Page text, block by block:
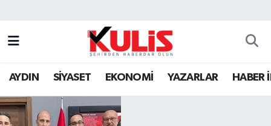
AYDIN SİYASET EKONOMİ YAZARLAR HABER